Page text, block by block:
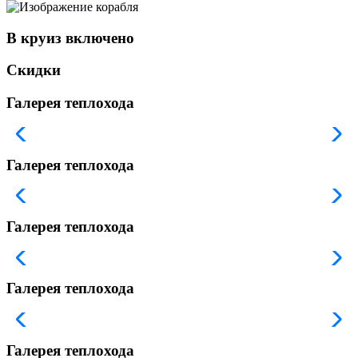
В круиз включено
Скидки
Галерея теплохода
Галерея теплохода
Галерея теплохода
Галерея теплохода
Галерея теплохода